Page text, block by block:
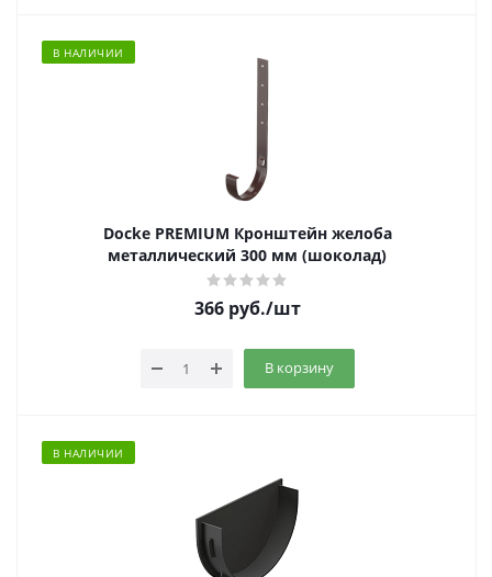
В НАЛИЧИИ
Docke PREMIUM Кронштейн желоба
металлический 300 мм (шоколад)
366руб./шт
В корзину
В НАЛИЧИИ